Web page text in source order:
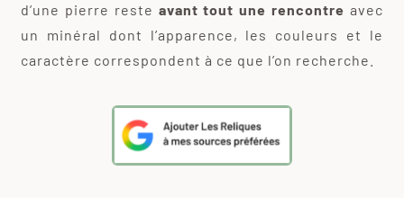
d’une pierre reste avant tout une rencontre avec
un minéral dont l’apparence, les couleurs et le
caractère correspondent à ce que l’on recherche.